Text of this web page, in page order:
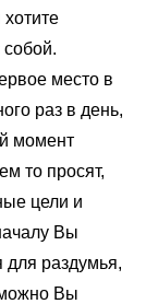
собой.
место в
раз в день,
момент
то просят,
цели и
Вы
для раздумья,
Вы